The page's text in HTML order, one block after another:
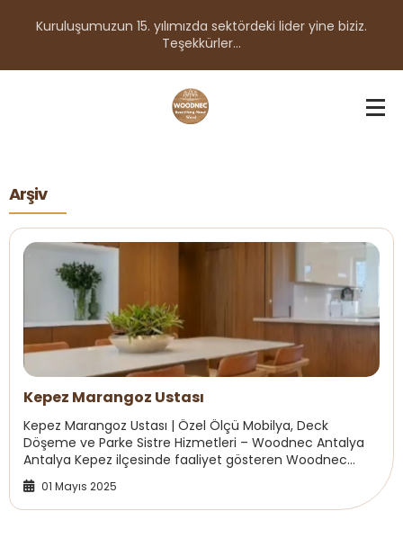
Kuruluşumuzun 15. yılımızda sektördeki lider yine biziz.
Teşekkürler...
Arşiv
Kepez Marangoz Ustası
Kepez Marangoz Ustası | Özel Ölçü Mobilya, Deck
Döşeme ve Parke Sistre Hizmetleri – Woodnec Antalya
Antalya Kepez ilçesinde faaliyet gösteren Woodnec
Mobilya & Dekorasyon, özel ölçü mobilya imalat...
01 Mayıs 2025